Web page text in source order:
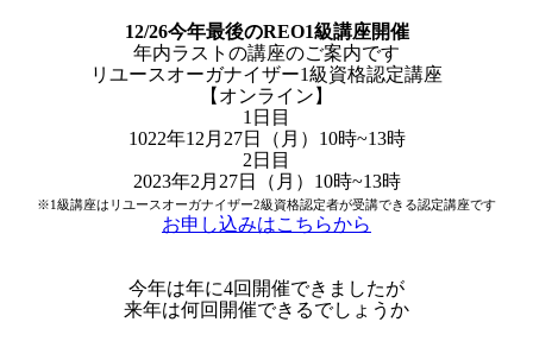
12/26今年最後のREO1級講座開催
年内ラストの講座のご案内です
リユースオーガナイザー1級資格認定講座
【オンライン】
1日目
1022年12月27日（月）10時~13時
2日目
2023年2月27日（月）10時~13時
※1級講座はリユースオーガナイザー2級資格認定者が受講できる認定講座です
お申し込みはこちらから
今年は年に4回開催できましたが
来年は何回開催できるでしょうか